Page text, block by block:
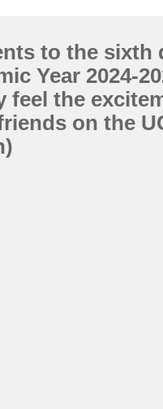
to the sixth
Year 2024-
feel the
on the